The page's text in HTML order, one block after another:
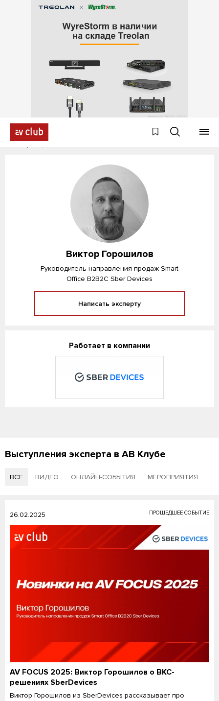
Эксперты
Виктор Горошилов
Руководитель направления продаж Smart
Office B2B2C Sber Devices
Написать эксперту
Работает в компании
Выступления эксперта в АВ Клубе
ВСЕ ВИДЕО ОНЛАЙН-СОБЫТИЯ МЕРОПРИЯТИЯ
26.02.2025 ПРОШЕДШЕЕ СОБЫТИЕ
AV FOCUS 2025: Виктор Горошилов о ВКС-
решениях SberDevices
Виктор Горошилов из SberDevices рассказывает про